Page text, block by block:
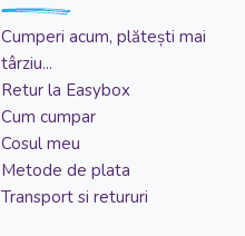
Cumperi acum, plătești mai
târziu...
Retur la Easybox
Cum cumpar
Cosul meu
Metode de plata
Transport si retururi